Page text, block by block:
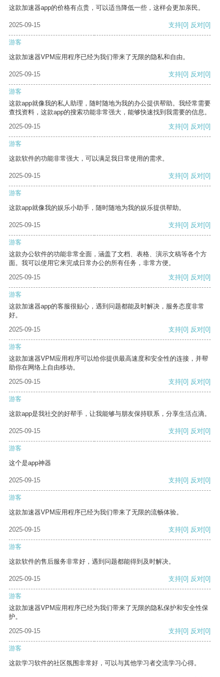
这款加速器app的价格有点贵，可以适当降低一些，这样会更加亲民。
2025-09-15 支持[0] 反对[0]
游客
这款加速器VPM应用程序已经为我们带来了无限的隐私和自由。
2025-09-15 支持[0] 反对[0]
游客
这款app就像我的私人助理，随时随地为我的办公提供帮助。我经常需要
查找资料，这款app的搜索功能非常强大，能够快速找到我需要的信息。
2025-09-15
支持[0] 反对[0]
游客
这款软件的功能非常强大，可以满足我日常使用的需求。
2025-09-15 支持[0] 反对[0]
游客
这款app就像我的娱乐小助手，随时随地为我的娱乐提供帮助。
2025-09-15 支持[0] 反对[0]
游客
这款办公软件的功能非常全面，涵盖了文档、表格、演示文稿等各个方
面。我可以使用它来完成日常办公的所有任务，非常方便。
2025-09-15
支持[0] 反对[0]
游客
这款加速器app的客服很贴心，遇到问题都能及时解决，服务态度非常
好。
2025-09-15
支持[0] 反对[0]
游客
这款加速器VPM应用程序可以给你提供最高速度和安全性的连接，并帮
助你在网络上自由移动。
2025-09-15
支持[0] 反对[0]
游客
这款app是我社交的好帮手，让我能够与朋友保持联系，分享生活点滴。
2025-09-15 支持[0] 反对[0]
游客
这个是app神器
2025-09-15 支持[0] 反对[0]
游客
这款加速器VPM应用程序已经为我们带来了无限的流畅体验。
2025-09-15 支持[0] 反对[0]
游客
这款软件的售后服务非常好，遇到问题都能得到及时解决。
2025-09-15 支持[0] 反对[0]
游客
这款加速器VPM应用程序已经为我们带来了无限的隐私保护和安全性保
护。
2025-09-15
支持[0] 反对[0]
游客
这款学习软件的社区氛围非常好，可以与其他学习者交流学习心得。